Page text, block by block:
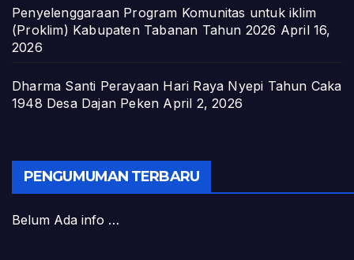
Penyelenggaraan Program Komunitas untuk iklim
(Proklim) Kabupaten Tabanan Tahun 2026 April 16,
2026
Dharma Santi Perayaan Hari Raya Nyepi Tahun Caka
1948 Desa Dajan Peken April 2, 2026
PENGUMUMAN TERBARU
Belum Ada info …